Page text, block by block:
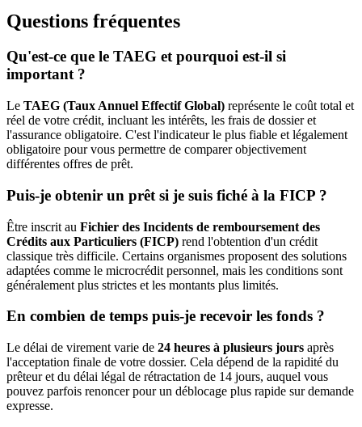
Questions fréquentes
Qu'est-ce que le TAEG et pourquoi est-il si
important ?
Le TAEG (Taux Annuel Effectif Global) représente le coût total et
réel de votre crédit, incluant les intérêts, les frais de dossier et
l'assurance obligatoire. C'est l'indicateur le plus fiable et légalement
obligatoire pour vous permettre de comparer objectivement
différentes offres de prêt.
Puis-je obtenir un prêt si je suis fiché à la FICP ?
Être inscrit au Fichier des Incidents de remboursement des
Crédits aux Particuliers (FICP) rend l'obtention d'un crédit
classique très difficile. Certains organismes proposent des solutions
adaptées comme le microcrédit personnel, mais les conditions sont
généralement plus strictes et les montants plus limités.
En combien de temps puis-je recevoir les fonds ?
Le délai de virement varie de 24 heures à plusieurs jours après
l'acceptation finale de votre dossier. Cela dépend de la rapidité du
prêteur et du délai légal de rétractation de 14 jours, auquel vous
pouvez parfois renoncer pour un déblocage plus rapide sur demande
expresse.